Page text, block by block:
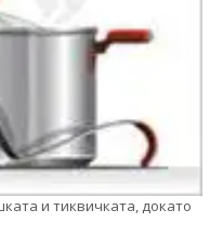
и тиквичката, докато